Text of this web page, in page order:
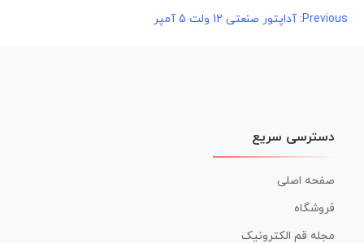
راهبری
Previous: آداپتور صنعتی 12 ولت 5 آمپر
دسترسی سریع
صفحه اصلی
فروشگاه
مجله قم الکترونیک